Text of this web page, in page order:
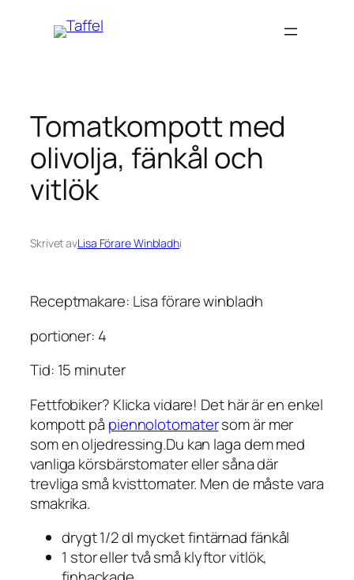
Tomatkompott med
olivolja, fänkål och
vitlök
Skrivet avLisa Förare Winbladhi
Receptmakare: Lisa förare winbladh
portioner: 4
Tid: 15 minuter
Fettfobiker? Klicka vidare! Det här är en enkel
kompott på piennolotomatersom är mer
som en oljedressing.Du kan laga dem med
vanliga körsbärstomater eller såna där
trevliga små kvisttomater. Men de måste vara
smakrika.
drygt 1/2 dl mycket fintärnad fänkål
1 stor eller två små klyftor vitlök,